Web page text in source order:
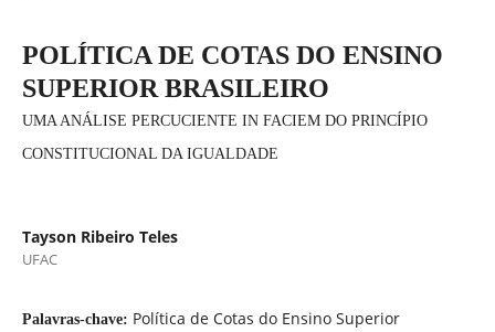
POLÍTICA DE COTAS DO ENSINO
SUPERIOR BRASILEIRO
UMA ANÁLISE PERCUCIENTE IN FACIEM DO PRINCÍPIO
CONSTITUCIONAL DA IGUALDADE
Tayson Ribeiro Teles
UFAC
Palavras-chave: Política de Cotas do Ensino Superior